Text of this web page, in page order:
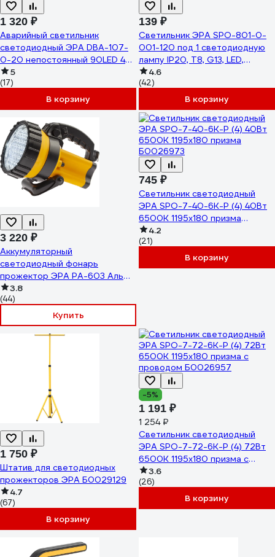
1 320 ₽
Аварийный светильник
светодиодный ЭРА DBA-107-
0-20 непостоянный 90LED 4ч
IP20 Б0044404
5
(17)
В корзину
139 ₽
Светильник ЭРА SPO-801-0-
001-120 под 1 светодиодную
лампу IP20, T8, G13, LED,
1200мм Б0043773
4.6
(42)
В корзину
3 220 ₽
Аккумуляторный
светодиодный фонарь
прожектор ЭРА PA-603 Альфа
5Вт литий ЗУ 220V+12V
Б0031034
3.8
(44)
Купить
745 ₽
Светильник светодиодный
ЭРА SPO-7-40-6K-P (4) 40Вт
6500К 1195x180 призма
Б0026973
4.2
(21)
В корзину
1 750 ₽
Штатив для светодиодных
прожекторов ЭРА Б0029129
4.7
(67)
В корзину
-5%
1 191 ₽
1 254 ₽
Светильник светодиодный
ЭРА SPO-7-72-6K-P (4) 72Вт
6500К 1195x180 призма с
проводом Б0026957
3.6
(26)
В корзину